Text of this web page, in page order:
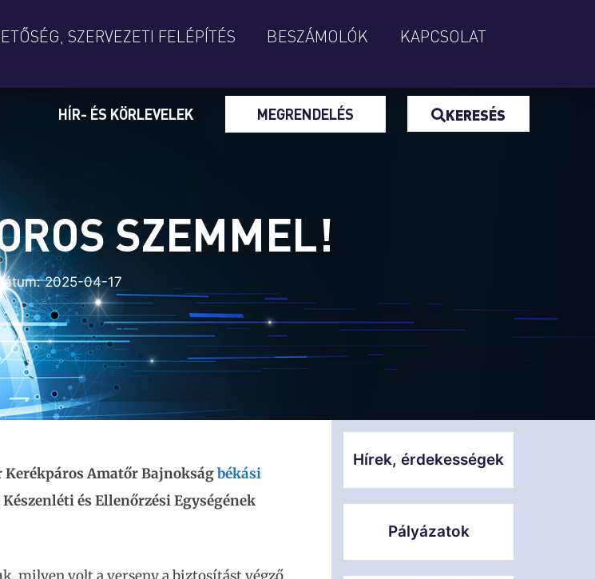
SZERVEZETI FELÉPÍTÉS BESZÁMOLÓK KAPCSOLAT
HÍR- ÉS KÖRLEVELEK MEGRENDELÉS KERESÉS
SZEMMEL!
2025-04-17
Amatőr Bajnokságbékási
és Ellenőrzési Egységének
milyen volt a verseny a biztosítást végző
Hírek, érdekességek
Pályázatok